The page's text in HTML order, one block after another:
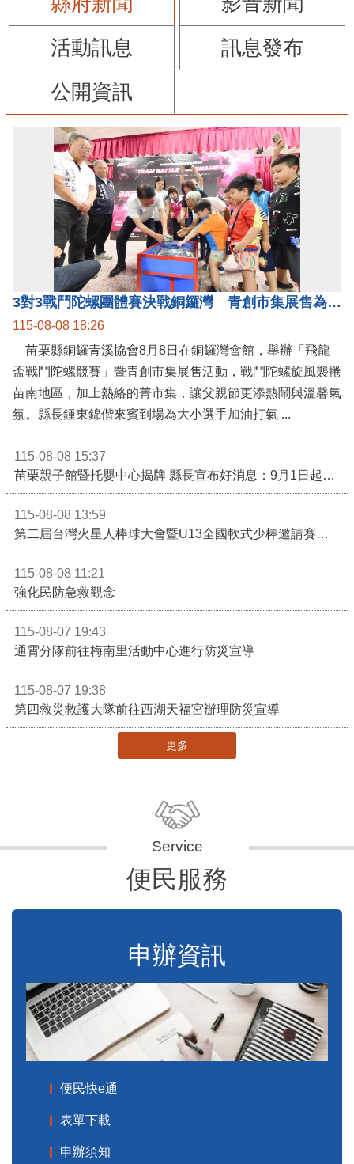
活動訊息
訊息發布
公開資訊
3對3戰鬥陀螺團體賽決戰銅鑼灣 青創市集展售為父親節增添繽紛
115-08-08 18:26
苗栗縣銅鑼青溪協會8月8日在銅鑼灣會館，舉辦「飛龍
盃戰鬥陀螺競賽」暨青創市集展售活動，戰鬥陀螺旋風襲捲
苗南地區，加上熱絡的菁市集，讓父親節更添熱鬧與溫馨氣
氛。縣長鍾東錦偕來賓到場為大小選手加油打氣 ...
115-08-08 15:37
苗栗親子館暨托嬰中心揭牌 縣長宣布好消息：9月1日起調降臨時托嬰費用
115-08-08 13:59
第二屆台灣火星人棒球大會暨U13全國軟式少棒邀請賽在苗栗舉辦
115-08-08 11:21
強化民防急救觀念
115-08-07 19:43
通霄分隊前往梅南里活動中心進行防災宣導
115-08-07 19:38
第四救災救護大隊前往西湖天福宮辦理防災宣導
更多
便民服務
申辦資訊
便民快e通
表單下載
申辦須知